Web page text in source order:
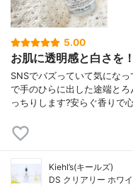
5.00
お肌に透明感と白さを
SNSでバズっていて気にな
で手のひらに出した途端と
っちりします?安らぐ香りで
Kiehl’s(キールズ)
DS クリアリー ホワ